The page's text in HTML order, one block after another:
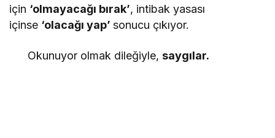
için ‘olmayacağı bırak’, intibak yasası
içinse ‘olacağı yap’sonucu çıkıyor.
Okunuyor olmak dileğiyle,saygılar.